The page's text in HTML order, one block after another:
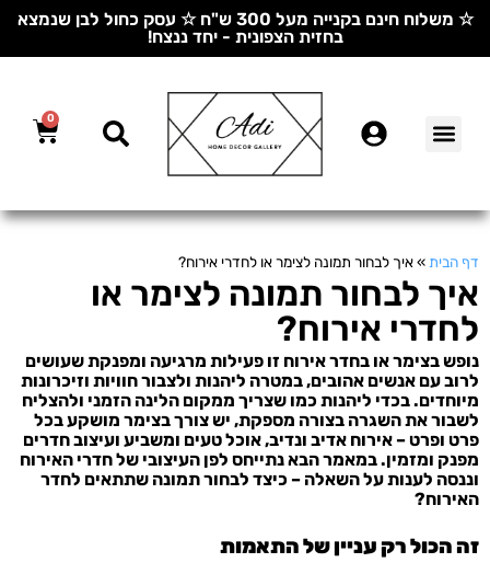
☆ משלוח חינם בקנייה מעל 300 ש"ח ☆ עסק כחול לבן שנמצא
בחזית הצפונית - יחד ננצח!
0
דף הבית »איך לבחור תמונה לצימר או לחדרי אירוח?
איך לבחור תמונה לצימר או
לחדרי אירוח?
נופש בצימר או בחדר אירוח זו פעילות מרגיעה ומפנקת שעושים
לרוב עם אנשים אהובים, במטרה ליהנות ולצבור חוויות וזיכרונות
מיוחדים. בכדי ליהנות כמו שצריך ממקום הלינה הזמני ולהצליח
לשבור את השגרה בצורה מספקת, יש צורך בצימר מושקע בכל
פרט ופרט – אירוח אדיב ונדיב, אוכל טעים ומשביע ועיצוב חדרים
מפנק ומזמין. במאמר הבא נתייחס לפן העיצובי של חדרי האירוח
וננסה לענות על השאלה – כיצד לבחור תמונה שתתאים לחדר
האירוח?
זה הכול רק עניין של התאמות